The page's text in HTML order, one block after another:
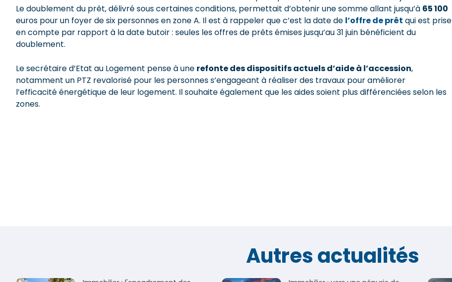
Le doublement du prêt, délivré sous certaines conditions, permettait d’obtenir une somme allant jusqu’à 65 100
euros pour un foyer de six personnes en zone A. Il est à rappeler que c’est la date de l’offre de prêt qui est prise
en compte par rapport à la date butoir : seules les offres de prêts émises jusqu’au 31 juin bénéficient du
doublement.
Le secrétaire d’Etat au Logement pense à une refonte des dispositifs actuels d’aide à l’accession,
notamment un PTZ revalorisé pour les personnes s’engageant à réaliser des travaux pour améliorer
l’efficacité énergétique de leur logement. Il souhaite également que les aides soient plus différenciées selon les
zones.
Autres actualités